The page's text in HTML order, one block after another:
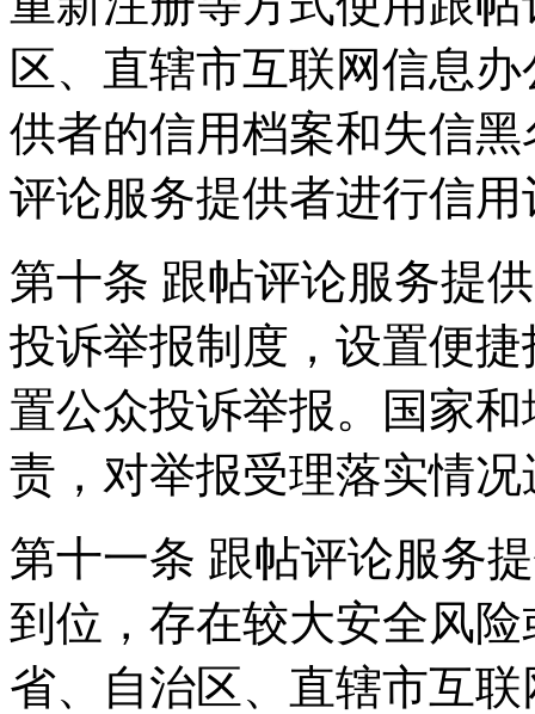
区、直辖市互联网信息
供者的信用档案和失信
评论服务提供者进行信用
第十条 跟帖评论服务提
投诉举报制度，设置便
置公众投诉举报。国家
责，对举报受理落实情
第十一条 跟帖评论服务
到位，存在较大安全风
省、自治区、直辖市互